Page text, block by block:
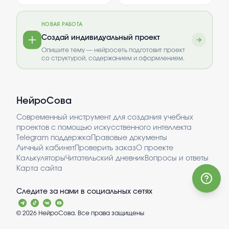
отклик на время.
Примечание: работа
должна содержать не
менее 10 слайдов,
поэзии как отклику на
Рассматривается влияние
эпохи на его творчество и
роль поэзии в отражении
времени.
обеспечивающие защиту
свобод граждан внутри
государства.
Анализируются правовые
основы, институты и
процедуры,
структур в обеспечении
социальной
правового порядка. Это
способствует развитию
эффективных мер защиты
граждан к государству.
НОВАЯ РАБОТА
Создай индивидуальный проект
Опишите тему — нейросеть подготовит проект
со структурой, содержанием и оформлением.
НейроСова
Современный инструмент для создания учебных
проектов с помощью искусственного интеллекта
Telegram поддержка Правовые документы
Личный кабинетПроверить заказО проекте
КалькуляторыЧитательский дневникВопросы и ответы
Карта сайта
Следите за нами в социальных сетях
© 2026 НейроСова. Все права защищены